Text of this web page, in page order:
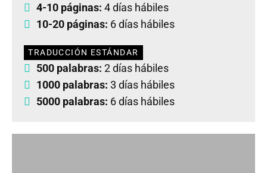
4-10 páginas: 4 días hábiles
10-20 páginas: 6 días hábiles
TRADUCCIÓN ESTÁNDAR
500 palabras: 2 días hábiles
1000 palabras: 3 días hábiles
5000 palabras: 6 días hábiles